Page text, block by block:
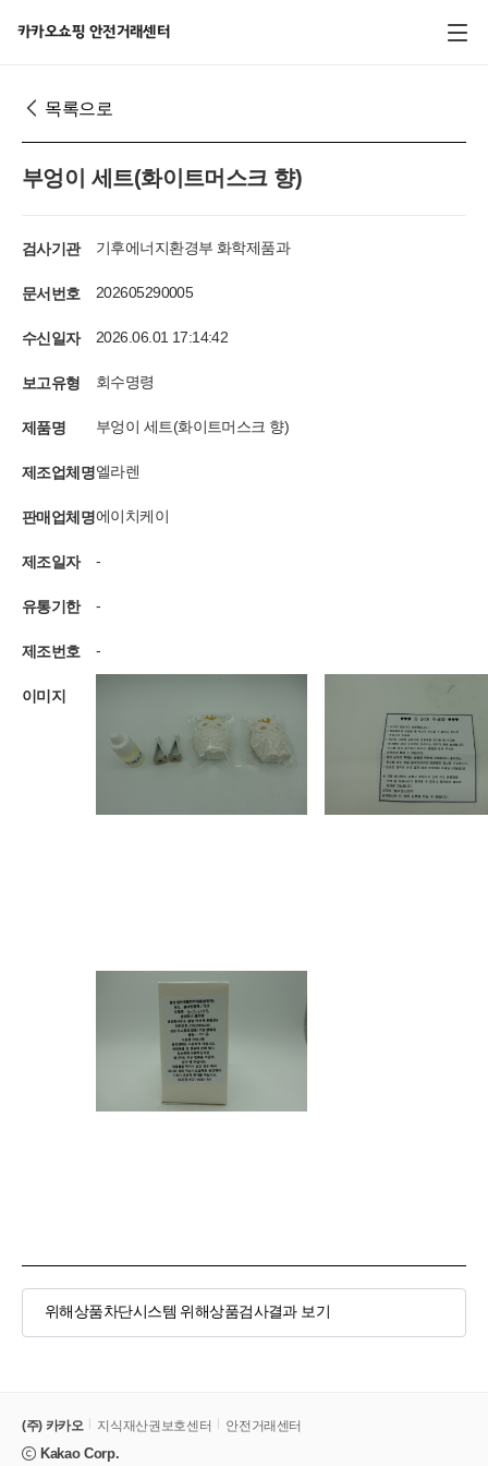
카카오쇼핑 안전거래센터
부엉이 세트(화이트머스크 향)
검사기관 기후에너지환경부 화학제품과
문서번호 202605290005
수신일자 2026.06.01 17:14:42
보고유형 회수명령
제품명 부엉이 세트(화이트머스크 향)
제조업체명엘라렌
판매업체명에이치케이
제조일자 -
유통기한 -
제조번호 -
이미지
위해상품차단시스템 위해상품검사결과 보기
목록으로
(주) 카카오 지식재산권보호센터 안전거래센터
Kakao Corp.